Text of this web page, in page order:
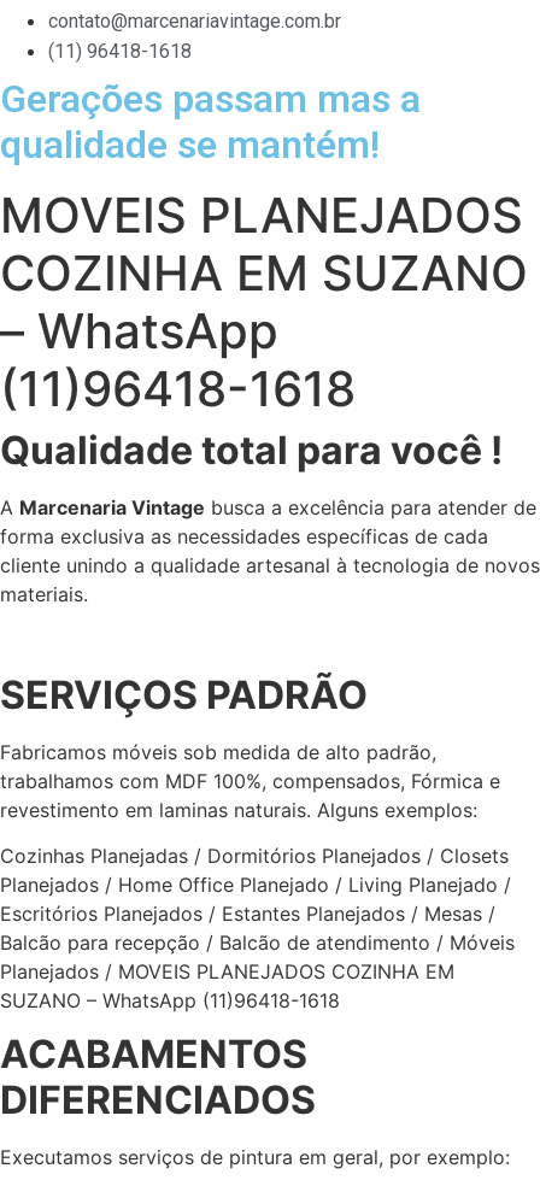
contato@marcenariavintage.com.br
(11) 96418-1618
Gerações passam mas a
qualidade se mantém!
MOVEIS PLANEJADOS
COZINHA EM SUZANO
– WhatsApp
(11)96418-1618
Qualidade total para você !
A Marcenaria Vintage busca a excelência para atender de
forma exclusiva as necessidades específicas de cada
cliente unindo a qualidade artesanal à tecnologia de novos
materiais.
SERVIÇOS PADRÃO
Fabricamos móveis sob medida de alto padrão,
trabalhamos com MDF 100%, compensados, Fórmica e
revestimento em laminas naturais. Alguns exemplos:
Cozinhas Planejadas / Dormitórios Planejados / Closets
Planejados / Home Office Planejado / Living Planejado /
Escritórios Planejados / Estantes Planejados / Mesas /
Balcão para recepção / Balcão de atendimento / Móveis
Planejados / MOVEIS PLANEJADOS COZINHA EM
SUZANO – WhatsApp (11)96418-1618
ACABAMENTOS
DIFERENCIADOS
Executamos serviços de pintura em geral, por exemplo: